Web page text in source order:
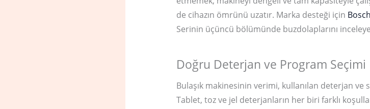
de cihazın ömrünü uzatır. Marka desteği için
Serinin üçüncü bölümünde buzdolaplarını
Doğru Deterjan ve Program Seçimi
Bulaşık makinesinin verimi, kullanılan deterjan
Tablet, toz ve jel deterjanların her biri farklı